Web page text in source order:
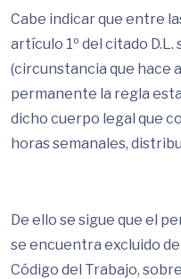
Cabe indicar que entre
artículo 1º del citado
(circunstancia que hace
permanente la regla
dicho cuerpo legal que
horas semanales,
De ello se sigue que el
se encuentra excluido
Código del Trabajo,